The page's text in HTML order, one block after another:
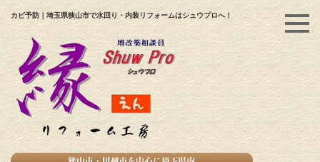
カビ予防｜埼玉県狭山市で水回り・内装リフォームはシュウプロへ！